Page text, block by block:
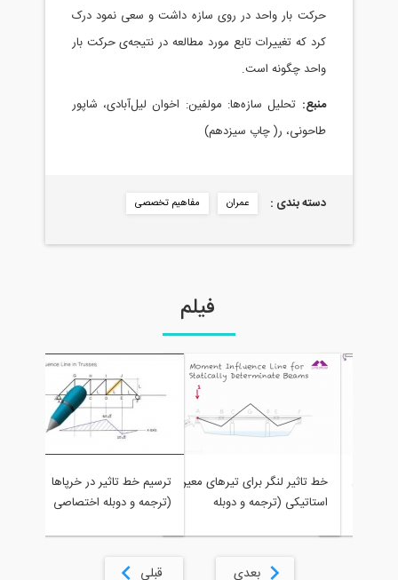
حرکت بار واحد در روی سازه داشت و سعی نمود درک
کرد که تغییرات تابع مورد مطالعه در نتیجه‌ی حرکت بار
واحد چگونه است.
تحلیل سازه‌ها: مولفین: اخوان لیل‌آبادی، شاپور
طاحونی، ر( چاپ سیزدهم)
دسته بندی : عمران مفاهیم تخصصی
فیلم
خط تاثیر لنگر برای تیرهای معین
استاتیکی (ترجمه و دوبله
ترسیم خط تاثیر در خرپاها
(ترجمه و دوبله اختصاصی
بعدی